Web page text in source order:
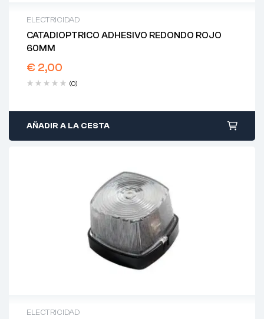
ELECTRICIDAD
CATADIOPTRICO ADHESIVO REDONDO ROJO
60MM
€ 2,00
(0)
AÑADIR A LA CESTA
ELECTRICIDAD